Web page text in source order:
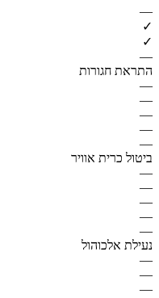
—
✓
✓
—
התראת חגורות
—
—
—
—
—
ביטול כרית אוויר
—
—
—
—
—
נעילת אלכוהול
—
—
—